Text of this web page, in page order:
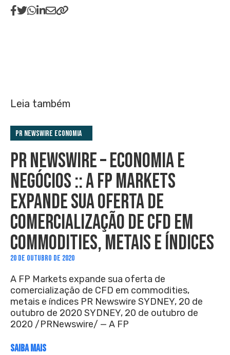
Leia também
PR Newswire Economia
PR NEWSWIRE – ECONOMIA E
NEGÓCIOS :: A FP MARKETS
EXPANDE SUA OFERTA DE
COMERCIALIZAÇÃO DE CFD EM
COMMODITIES, METAIS E ÍNDICES
20 DE OUTUBRO DE 2020
A FP Markets expande sua oferta de
comercialização de CFD em commodities,
metais e índices PR Newswire SYDNEY, 20 de
outubro de 2020 SYDNEY, 20 de outubro de
2020 /PRNewswire/ — A FP
SAIBA MAIS